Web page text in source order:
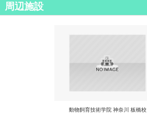
周辺施設
動物飼育技術学院 神奈川 板橋校